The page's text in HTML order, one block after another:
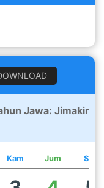
Jawa: Jimakir
Kam Jum Sab